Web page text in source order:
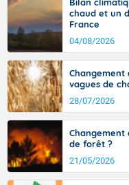
Anjou. Les
sur les côtes de
sont comprises entre
avec des pointes
pays varois et en
ouest, dans un secteur qui
l’ouest de l’Hérault.
signifiant au-delà des monts,
d’où provient ce vent.
chaud et un
France
04/08/2026
Changement
vagues de
28/07/2026
Changement
de forêt ?
21/05/2026